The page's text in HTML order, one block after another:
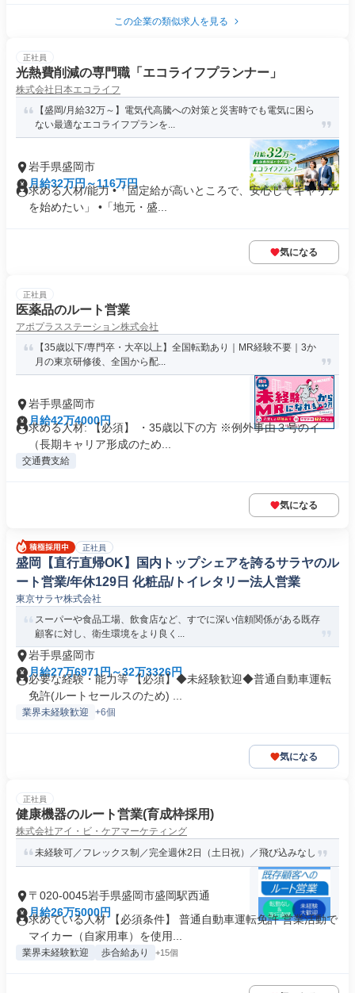
この企業の類似求人を見る
正社員
光熱費削減の専門職「エコライフプランナー」
株式会社日本エコライフ
【盛岡/月給32万～】電気代高騰への対策と災害時でも電気に困ら
ない最適なエコライフプランを...
岩手県盛岡市
月給32万円～116万円
求める人材/能力 •「固定給が高いところで、安心してキャリア
を始めたい」 •「地元・盛...
気になる
正社員
医薬品のルート営業
アポプラスステーション株式会社
【35歳以下/専門卒・大卒以上】全国転勤あり｜MR経験不要｜3か
月の東京研修後、全国から配...
岩手県盛岡市
月給42万4000円
求める人材: 【必須】 ・35歳以下の方 ※例外事由３号のイ
（長期キャリア形成のため...
交通費支給
気になる
正社員
盛岡【直行直帰OK】国内トップシェアを誇るサラヤのル
ート営業/年休129日 化粧品/トイレタリー法人営業
東京サラヤ株式会社
スーパーや食品工場、飲食店など、すでに深い信頼関係がある既存
顧客に対し、衛生環境をより良く...
岩手県盛岡市
月給27万6971円～32万3326円
必要な経験・能力等 【必須】◆未経験歓迎◆普通自動車運転
免許(ルートセールスのため) ...
業界未経験歓迎 +6個
気になる
正社員
健康機器のルート営業(育成枠採用)
株式会社アイ・ビ・ケアマーケティング
未経験可／フレックス制／完全週休2日（土日祝）／飛び込みなし
〒020-0045岩手県盛岡市盛岡駅西通
月給26万5000円
求めている人材 【必須条件】 普通自動車運転免許 営業活動で
マイカー（自家用車）を使用...
業界未経験歓迎 歩合給あり +15個